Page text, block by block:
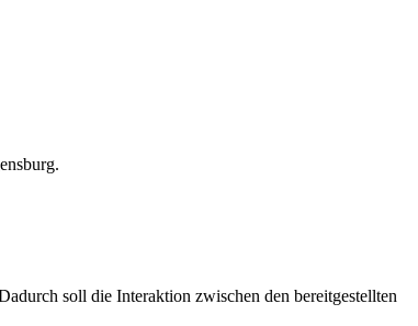
soll die Interaktion zwischen den bereitgestellten